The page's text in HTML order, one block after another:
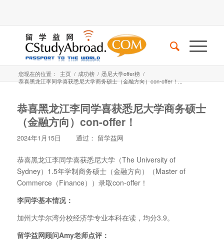
您现在的位置： 主页 / 成功榜 / 悉尼大学offer榜 /
恭喜黑龙江李同学喜获悉尼大学商务硕士（金融方向）con-offer！...
恭喜黑龙江李同学喜获悉尼大学商务硕士
（金融方向）con-offer！
2024年1月15日 通过： 留学益网
恭喜黑龙江李同学喜获悉尼大学（The University of
Sydney）1.5年学制商务硕士（金融方向）（Master of
Commerce（Finance））录取con-offer！
李同学基本情况：
加州大学尔湾分校经济学专业本科在读，均分3.9。
留学益网顾问Amy老师点评：